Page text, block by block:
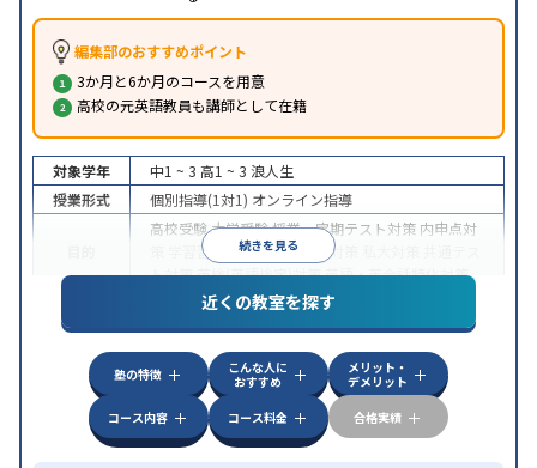
編集部のおすすめポイント
3か月と6か月のコースを用意
高校の元英語教員も講師として在籍
続きを見る
対象学年 中1 ~ 3 高1 ~ 3 浪人生
授業形式
個別指導(1対1) オンライン指導
高校受験大学受験授業・定期テスト対策 内申点対
学習習慣の定着国公立大対策
ト対策英検(英語検定)対策英語・英会話特化対策
特徴
中高一貫校生に対応授業の振替可能
学習にPC・タブレットを利用オンライン対応1
科目から受講可能
近くの教室を探す
塾の特徴
こんな人に
おすすめ
メリット・
デメリット
コース内容
コース料金 合格実績